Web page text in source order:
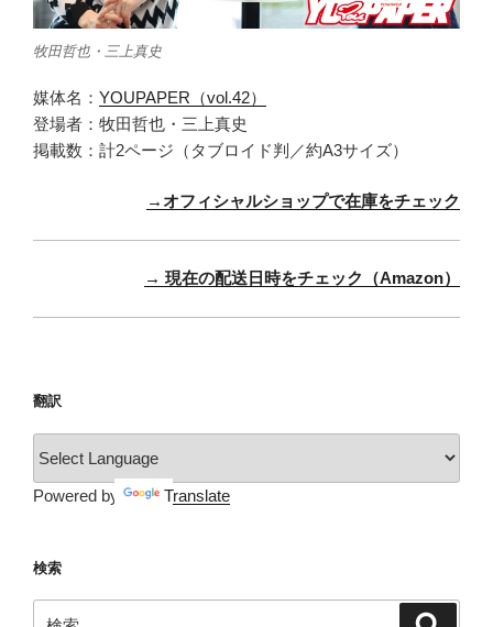
牧田哲也・三上真史
媒体名： YOUPAPER（vol.42）
登場者：牧田哲也・三上真史
掲載数：計2ページ（タブロイド判／約A3サイズ）
→オフィシャルショップで在庫をチェック
→ 現在の配送日時をチェック（Amazon）
翻訳
Powered by Translate
検索